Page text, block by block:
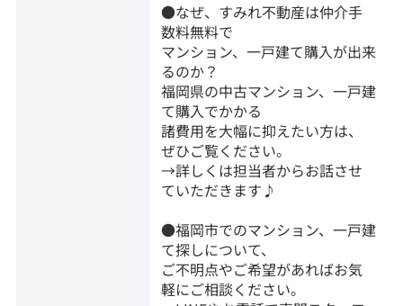
●なぜ、すみれ不動産は仲介手
数料無料で
マンション、一戸建て購入が出来
るのか？
福岡県の中古マンション、一戸建
て購入でかかる
諸費用を大幅に抑えたい方は、
ぜひご覧ください。
→詳しくは担当者からお話させ
ていただきます♪
●福岡市でのマンション、一戸建
て探しについて、
ご不明点やご希望があればお気
軽にご相談ください。